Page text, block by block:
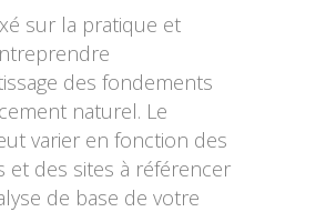
sur la pratique et
des fondements
naturel. Le
varier en fonction des
et des sites à référencer
de base de votre